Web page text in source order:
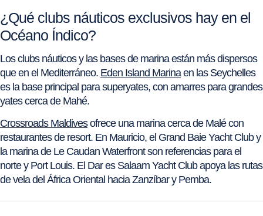
¿Qué clubs náuticos exclusivos hay en el
Océano Índico?
Los clubs náuticos y las bases de marina están más dispersos
que en el Mediterráneo. Eden Island Marinaen las Seychelles
es la base principal para superyates, con amarres para grandes
yates cerca de Mahé.
Crossroads Maldivesofrece una marina cerca de Malé con
restaurantes de resort. En Mauricio, el Grand Baie Yacht Club y
la marina de Le Caudan Waterfront son referencias para el
norte y Port Louis. El Dar es Salaam Yacht Club apoya las rutas
de vela del África Oriental hacia Zanzíbar y Pemba.